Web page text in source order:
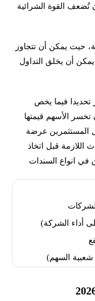
تُضعف القوة الشرائية
حيث يمكن أن تتجاوز
يمكن أن يخلق التداول
تحديدا فيما يخص
تخسر الأسهم قيمتها
المستثمرين عرضة
اللازمة قبل اتخاذ
في انواع السندات
أداء الشركة)
السهم)